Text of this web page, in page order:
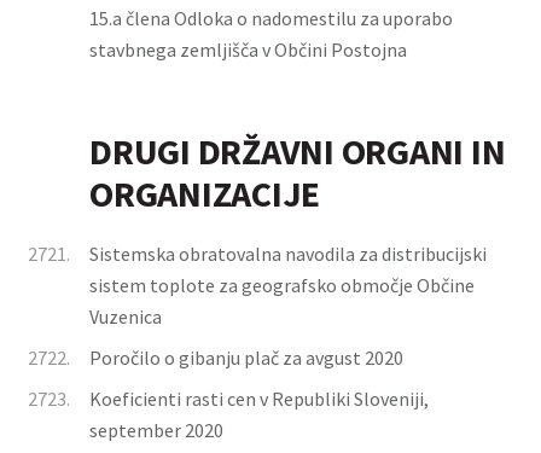
15.a člena Odloka o nadomestilu za uporabo
stavbnega zemljišča v Občini Postojna
DRUGI DRŽAVNI ORGANI IN
ORGANIZACIJE
2721.
Sistemska obratovalna navodila za distribucijski
sistem toplote za geografsko območje Občine
Vuzenica
2722.
Poročilo o gibanju plač za avgust 2020
2723.
Koeficienti rasti cen v Republiki Sloveniji,
september 2020